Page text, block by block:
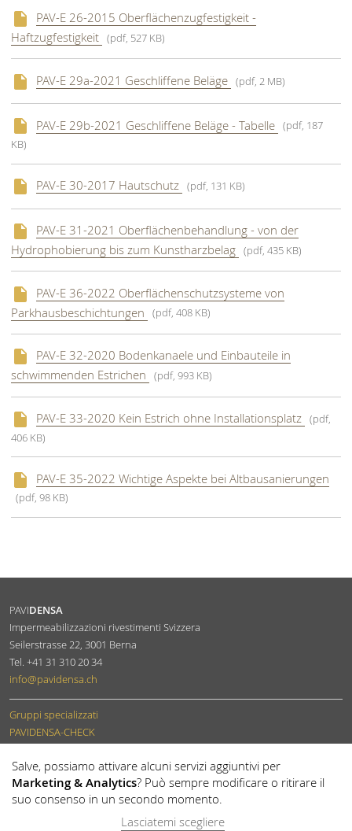
PAV-E 26-2015 Oberflächenzugfestigkeit -
Haftzugfestigkeit
(pdf, 527 KB)
PAV-E 29a-2021 Geschliffene Beläge (pdf, 2 MB)
PAV-E 29b-2021 Geschliffene Beläge - Tabelle
(pdf, 187
KB)
PAV-E 30-2017 Hautschutz (pdf, 131 KB)
PAV-E 31-2021 Oberflächenbehandlung - von der
Hydrophobierung bis zum Kunstharzbelag
(pdf, 435 KB)
PAV-E 36-2022 Oberflächenschutzsysteme von
Parkhausbeschichtungen
(pdf, 408 KB)
PAV-E 32-2020 Bodenkanaele und Einbauteile in
schwimmenden Estrichen
(pdf, 993 KB)
PAV-E 33-2020 Kein Estrich ohne Installationsplatz
(pdf,
406 KB)
PAV-E 35-2022 Wichtige Aspekte bei Altbausanierungen
(pdf, 98 KB)
PAVIDENSA
Impermeabilizzazioni rivestimenti Svizzera
Seilerstrasse 22, 3001 Berna
Tel. +41 31 310 20 34
info@pavidensa.ch
Gruppi specializzati
PAVIDENSA-CHECK
Salve, possiamo attivare alcuni servizi aggiuntivi per
Marketing & Analytics? Può sempre modificare o ritirare il
suo consenso in un secondo momento.
Lasciatemi scegliere